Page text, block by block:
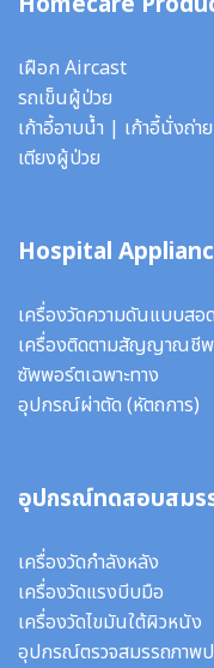
เฝือก Aircast
รถเข็นผู้ป่วย
เก้าอี้อาบน้ำ | เก้าอี้นั่งถ่าย
เตียงผู้ป่วย
Hospital
เครื่องวัดความดันแบบสอ
เครื่องติดตามสัญญาณชีพ
ซัพพอร์ตเฉพาะทาง
อุปกรณ์ผ่าตัด (หัตถการ)
อุปกรณ์ทดสอบสมร
เครื่องวัดกำลังหลัง
เครื่องวัดแรงบีบมือ
เครื่องวัดไขมันใต้ผิวหนัง
อุปกรณ์ตรวจสมรรถภาพ